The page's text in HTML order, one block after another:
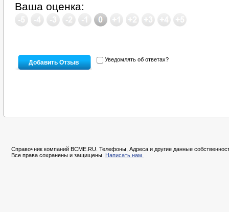
Ваша оценка:
Уведомлять об ответах?
Справочник компаний BCME.RU. Телефоны, Адреса и другие данные
Все права сохранены и защищены. Написать нам.